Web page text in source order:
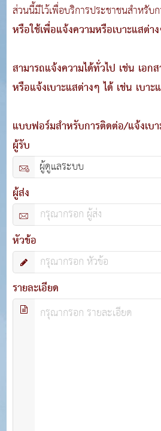
ส่วนนี้มีไว้เพื่อบริการประชาชนสำหรับ
หรือใช้เพื่อแจ้งความหรือเบาะแสต่า
สามารถแจ้งความได้ทั่วไป เช่น เอ
หรือแจ้งเบาะแสต่างๆ ได้ เช่น เบา
แบบฟอร์มสำหรับการติดต่อ/แจ้งเบ
ผู้รับ
ผู้ส่ง
หัวข้อ
รายละเอียด